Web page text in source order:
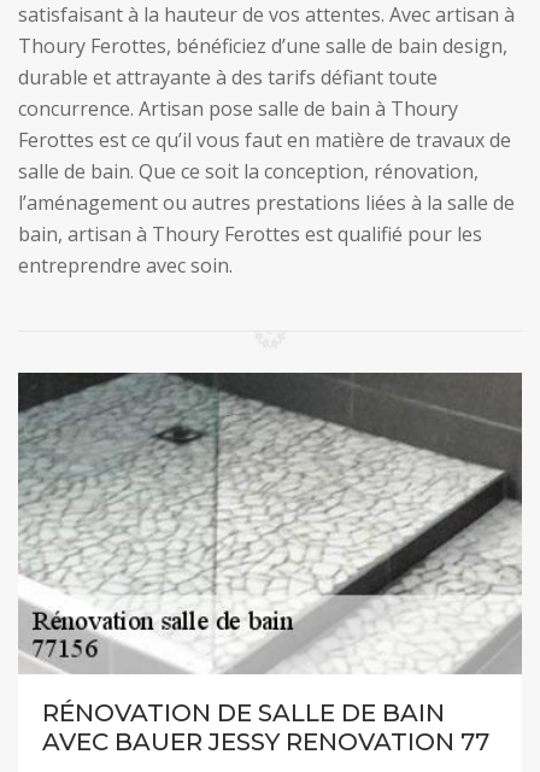
satisfaisant à la hauteur de vos attentes. Avec artisan à
Thoury Ferottes, bénéficiez d’une salle de bain design,
durable et attrayante à des tarifs défiant toute
concurrence. Artisan pose salle de bain à Thoury
Ferottes est ce qu’il vous faut en matière de travaux de
salle de bain. Que ce soit la conception, rénovation,
l’aménagement ou autres prestations liées à la salle de
bain, artisan à Thoury Ferottes est qualifié pour les
entreprendre avec soin.
RÉNOVATION DE SALLE DE BAIN
AVEC BAUER JESSY RENOVATION 77